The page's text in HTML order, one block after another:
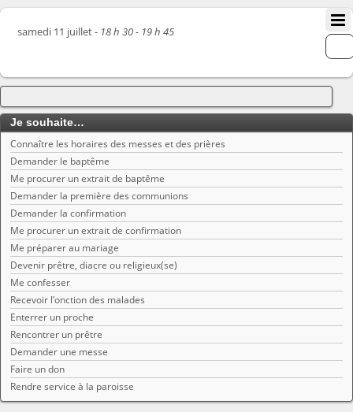
samedi 11 juillet - 18 h 30 - 19 h 45
Je souhaite…
Connaître les horaires des messes et des prières
Demander le baptême
Me procurer un extrait de baptême
Demander la première des communions
Demander la confirmation
Me procurer un extrait de confirmation
Me préparer au mariage
Devenir prêtre, diacre ou religieux(se)
Me confesser
Recevoir l’onction des malades
Enterrer un proche
Rencontrer un prêtre
Demander une messe
Faire un don
Rendre service à la paroisse